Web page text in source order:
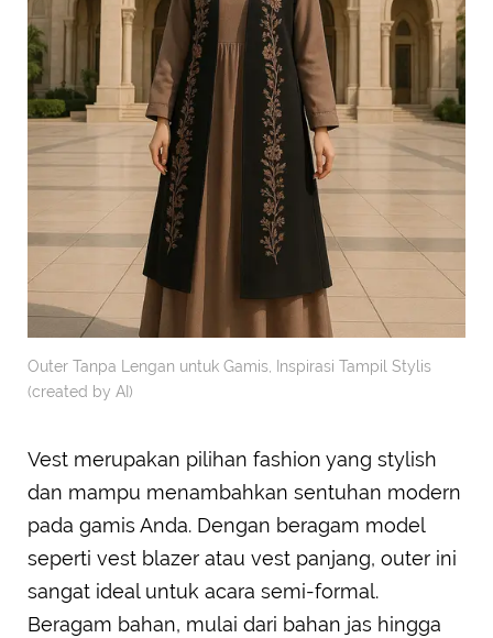
Outer Tanpa Lengan untuk Gamis, Inspirasi Tampil Stylis
(created by AI)
Vest merupakan pilihan fashion yang stylish
dan mampu menambahkan sentuhan modern
pada gamis Anda. Dengan beragam model
seperti vest blazer atau vest panjang, outer ini
sangat ideal untuk acara semi-formal.
Beragam bahan, mulai dari bahan jas hingga